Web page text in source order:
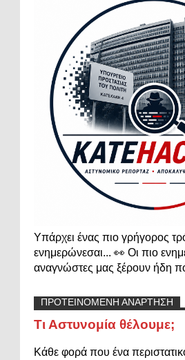
Υπάρχει ένας πιο γρήγορος
ενημερώνεσαι... 👀 Οι πιο
αναγνώστες μας ξέρουν ήδη
ΠΡΟΤΕΙΝΟΜΕΝΗ ΑΝΑΡΤΗΣΗ
Τι Αστυνομία θέλουμε;
Κάθε φορά που ένα